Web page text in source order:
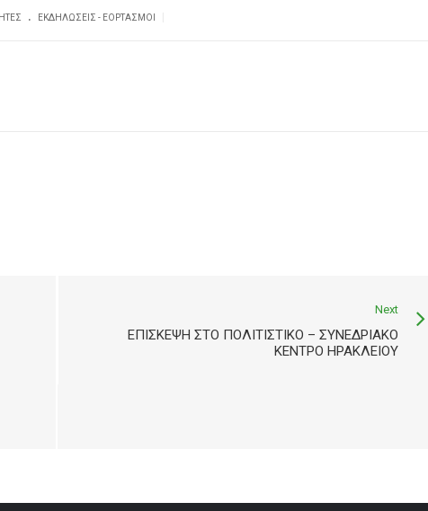
. ΕΚΔΗΛΏΣΕΙΣ - ΕΟΡΤΑΣΜΟΊ
Next
ΕΠΙΣΚΕΨΗ ΣΤΟ ΠΟΛΙΤΙΣΤΙΚΟ – ΣΥΝΕΔΡΙΑΚΟ
ΚΕΝΤΡΟ ΗΡΑΚΛΕΙΟΥ